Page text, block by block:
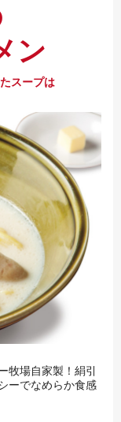
ン
スープは
牧場自家製！絹引
ーでなめらか食感